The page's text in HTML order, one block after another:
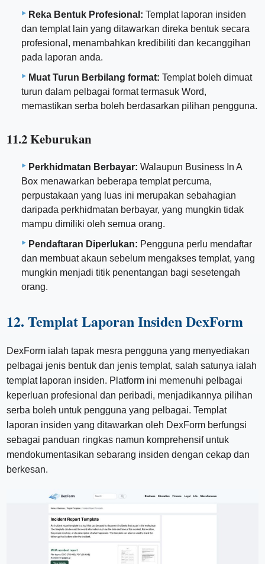
Reka Bentuk Profesional: Templat laporan insiden
dan templat lain yang ditawarkan direka bentuk secara
profesional, menambahkan kredibiliti dan kecanggihan
pada laporan anda.
Muat Turun Berbilang format: Templat boleh dimuat
turun dalam pelbagai format termasuk Word,
memastikan serba boleh berdasarkan pilihan pengguna.
11.2 Keburukan
Perkhidmatan Berbayar: Walaupun Business In A
Box menawarkan beberapa templat percuma,
perpustakaan yang luas ini merupakan sebahagian
daripada perkhidmatan berbayar, yang mungkin tidak
mampu dimiliki oleh semua orang.
Pendaftaran Diperlukan: Pengguna perlu mendaftar
dan membuat akaun sebelum mengakses templat, yang
mungkin menjadi titik penentangan bagi sesetengah
orang.
12. Templat Laporan Insiden DexForm
DexForm ialah tapak mesra pengguna yang menyediakan
pelbagai jenis bentuk dan jenis templat, salah satunya ialah
templat laporan insiden. Platform ini memenuhi pelbagai
keperluan profesional dan peribadi, menjadikannya pilihan
serba boleh untuk pengguna yang pelbagai. Templat
laporan insiden yang ditawarkan oleh DexForm berfungsi
sebagai panduan ringkas namun komprehensif untuk
mendokumentasikan sebarang insiden dengan cekap dan
berkesan.